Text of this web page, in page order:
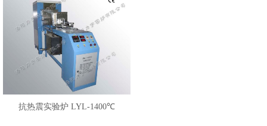
抗热震实验炉 LYL-1400℃